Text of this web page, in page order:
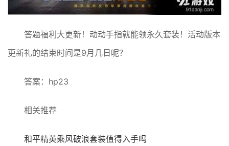
答题福利大更新！动动手指就能领永久套装！活动版本
更新礼的结束时间是9月几日呢？
答案：hp23
相关推荐
和平精英乘风破浪套装值得入手吗